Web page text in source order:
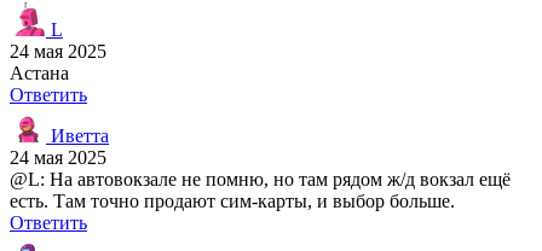
L
24 мая 2025
Астана
Ответить
Иветта
24 мая 2025
@L: На автовокзале не помню, но там рядом ж/д вокзал ещё
есть. Там точно продают сим-карты, и выбор больше.
Ответить